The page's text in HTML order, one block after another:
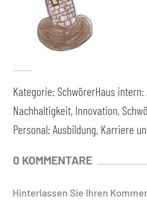
Kategorie: SchwörerHaus intern:
Nachhaltigkeit, Innovation,
Personal: Ausbildung, Karriere
0 KOMMENTARE
Hinterlassen Sie Ihren